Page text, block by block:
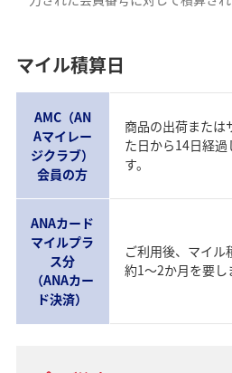
マイル積算日
AMC（AN
Aマイレー
ジクラブ）
会員の方
商品の出荷または
た日から14日経
す。
ANAカード
マイルプラ
ス分
（ANAカー
ド決済）
ご利用後、マイル
約1～2か月を要し